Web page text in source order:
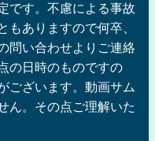
です。不慮による事故
もありますので何卒、
問い合わせよりご連絡
の日時のものですの
ございます。動画サム
ん。その点ご理解いた